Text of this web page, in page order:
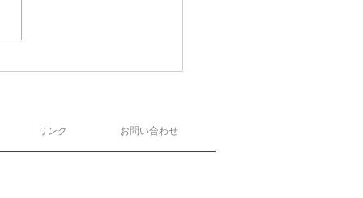
リンク お問い合わせ